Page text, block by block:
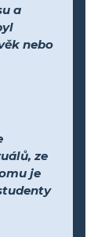
a
nebo
ze
je